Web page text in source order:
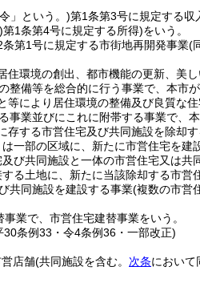
」という。)第1条第3号に規定する収
第1条第4号に規定する所得)をいう。
条第1号に規定する市街地再開発事業(
環境の創出、都市機能の更新、美
備等を総合的に行う事業で、本市
により居住環境の整備及び良質な
業並びにこれに附帯する事業で、
する市営住宅及び共同施設を除却
一部の区域に、新たに市営住宅を
び共同施設と一体の市営住宅又は共
る土地に、新たに当該除却する市
共同施設を建設する事業(複数の市営
業で、市営住宅建替事業をいう。
条例33・令4条例36・一部改正)
営店舗(共同施設を含む。 次条において